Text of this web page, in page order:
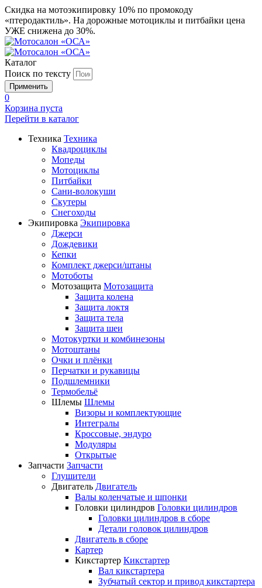
Скидка на мотоэкипировку 10% по промокоду
«птеродактиль». На дорожные мотоциклы и питбайки цена
УЖЕ снижена до 30%.
Каталог
Поиск по тексту
0
Корзина пуста
Перейти в каталог
Техника Техника
Квадроциклы
Мопеды
Мотоциклы
Питбайки
Сани-волокуши
Скутеры
Снегоходы
Экипировка Экипировка
Джерси
Дождевики
Кепки
Комплект джерси/штаны
Мотоботы
Мотозащита Мотозащита
Защита колена
Защита локтя
Защита тела
Защита шеи
Мотокуртки и комбинезоны
Мотоштаны
Очки и плёнки
Перчатки и рукавицы
Подшлемники
Термобельё
Шлемы Шлемы
Визоры и комплектующие
Интегралы
Кроссовые, эндуро
Модуляры
Открытые
Запчасти Запчасти
Глушители
Двигатель Двигатель
Валы коленчатые и шпонки
Головки цилиндров Головки цилиндров
Головки цилиндров в сборе
Детали головок цилиндров
Двигатель в сборе
Картер
Кикстартер Кикстартер
Вал кикстартера
Зубчатый сектор и привод кикстартера